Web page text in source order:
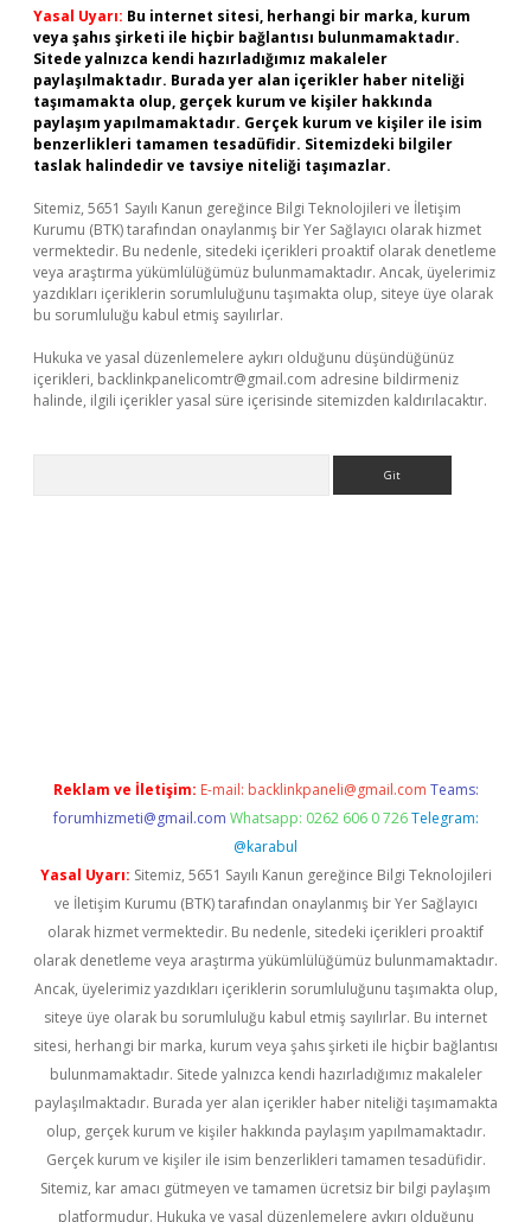
Yasal Uyarı: Bu internet sitesi, herhangi bir marka, kurum
veya şahıs şirketi ile hiçbir bağlantısı bulunmamaktadır.
Sitede yalnızca kendi hazırladığımız makaleler
paylaşılmaktadır. Burada yer alan içerikler haber niteliği
taşımamakta olup, gerçek kurum ve kişiler hakkında
paylaşım yapılmamaktadır. Gerçek kurum ve kişiler ile isim
benzerlikleri tamamen tesadüfidir. Sitemizdeki bilgiler
taslak halindedir ve tavsiye niteliği taşımazlar.
Sitemiz, 5651 Sayılı Kanun gereğince Bilgi Teknolojileri ve İletişim
Kurumu (BTK) tarafından onaylanmış bir Yer Sağlayıcı olarak hizmet
vermektedir. Bu nedenle, sitedeki içerikleri proaktif olarak denetleme
veya araştırma yükümlülüğümüz bulunmamaktadır. Ancak, üyelerimiz
yazdıkları içeriklerin sorumluluğunu taşımakta olup, siteye üye olarak
bu sorumluluğu kabul etmiş sayılırlar.
Hukuka ve yasal düzenlemelere aykırı olduğunu düşündüğünüz
içerikleri, backlinkpanelicomtr@gmail.com adresine bildirmeniz
halinde, ilgili içerikler yasal süre içerisinde sitemizden kaldırılacaktır.
Reklam ve İletişim: E-mail: backlinkpaneli@gmail.com Teams:
forumhizmeti@gmail.com Whatsapp: 0262 606 0 726 Telegram:
@karabul
Yasal Uyarı: Sitemiz, 5651 Sayılı Kanun gereğince Bilgi Teknolojileri
ve İletişim Kurumu (BTK) tarafından onaylanmış bir Yer Sağlayıcı
olarak hizmet vermektedir. Bu nedenle, sitedeki içerikleri proaktif
olarak denetleme veya araştırma yükümlülüğümüz bulunmamaktadır.
Ancak, üyelerimiz yazdıkları içeriklerin sorumluluğunu taşımakta olup,
siteye üye olarak bu sorumluluğu kabul etmiş sayılırlar. Bu internet
sitesi, herhangi bir marka, kurum veya şahıs şirketi ile hiçbir bağlantısı
bulunmamaktadır. Sitede yalnızca kendi hazırladığımız makaleler
paylaşılmaktadır. Burada yer alan içerikler haber niteliği taşımamakta
olup, gerçek kurum ve kişiler hakkında paylaşım yapılmamaktadır.
Gerçek kurum ve kişiler ile isim benzerlikleri tamamen tesadüfidir.
Sitemiz, kar amacı gütmeyen ve tamamen ücretsiz bir bilgi paylaşım
platformudur. Hukuka ve yasal düzenlemelere aykırı olduğunu